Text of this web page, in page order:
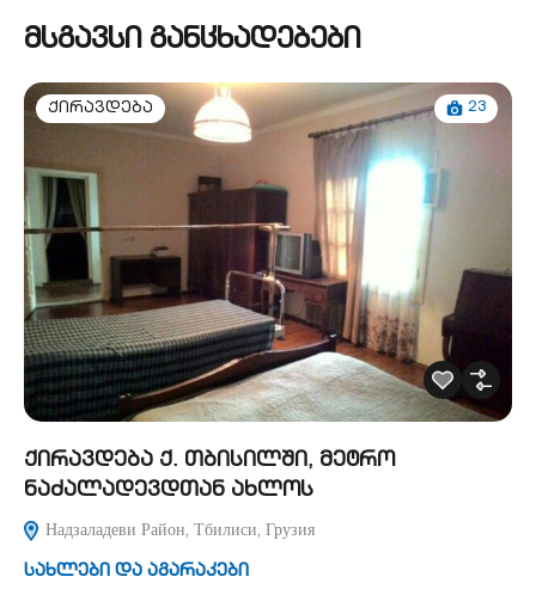
მსგავსი განცხადებები
ქირავდება 23
ქირავდება ქ. თბისილში, მეტრო
ნაძალადევდთან ახლოს
Надзаладеви Район, Тбилиси, Грузия
სახლები და აგარაკები